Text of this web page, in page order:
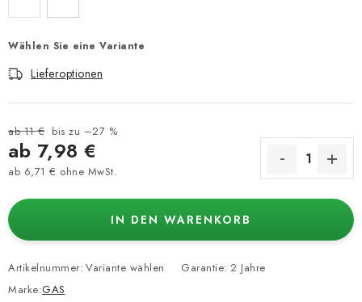
Wählen Sie eine Variante
Lieferoptionen
ab 11 € bis zu –27 %
ab 7,98 €
ab 6,71 € ohne MwSt.
IN DEN WARENKORB
Artikelnummer: Variante wählen
Marke:GAS
Garantie: 2 Jahre